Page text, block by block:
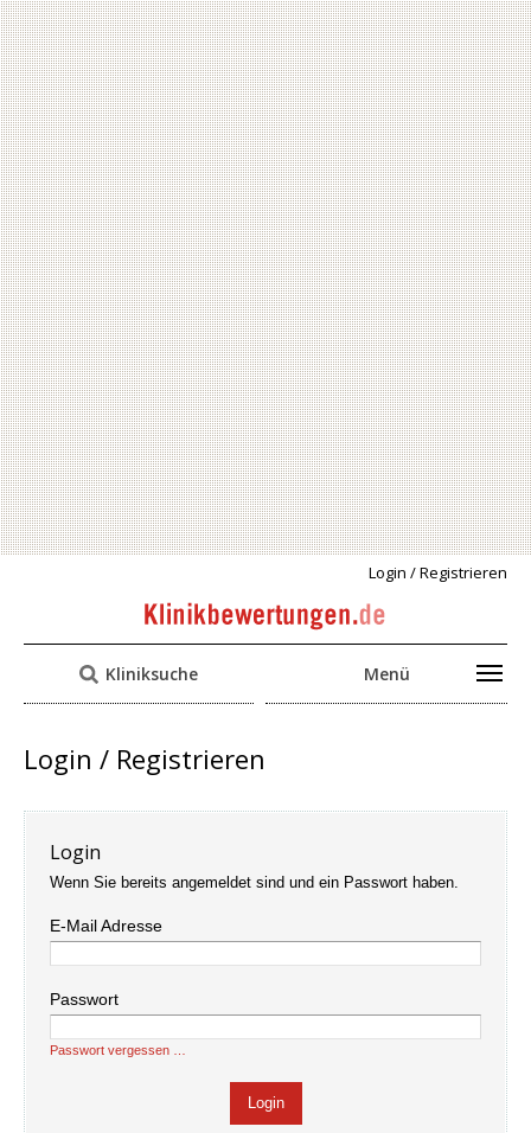
Login / Registrieren
Kliniksuche Menü
Login / Registrieren
Login
Wenn Sie bereits angemeldet sind und ein Passwort haben.
E-Mail Adresse
Passwort
Passwort vergessen …